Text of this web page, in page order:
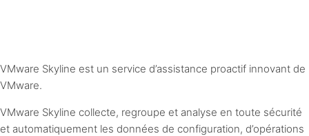
VMware Skyline est un service d’assistance proactif innovant de
VMware.
VMware Skyline collecte, regroupe et analyse en toute sécurité
et automatiquement les données de configuration, d’opérations